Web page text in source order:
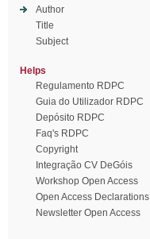
Author
Title
Subject
Helps
Regulamento RDPC
Guia do Utilizador RDPC
Depósito RDPC
Faq's RDPC
Copyright
Integração CV DeGóis
Workshop Open Access
Open Access Declarations
Newsletter Open Access